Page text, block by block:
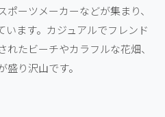
ーツメーカーなどが集まり、
ます。カジュアルでフレンド
たビーチやカラフルな花畑、
り沢山です。